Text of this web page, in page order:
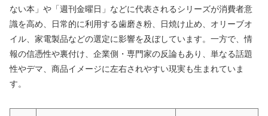
ない本」や「週刊金曜日」などに代表されるシリーズが消費者意
識を高め、日常的に利用する歯磨き粉、日焼け止め、オリーブオ
イル、家電製品などの選定に影響を及ぼしています。一方で、情
報の信憑性や裏付け、企業側・専門家の反論もあり、単なる話題
性やデマ、商品イメージに左右されやすい現実も生まれていま
す。